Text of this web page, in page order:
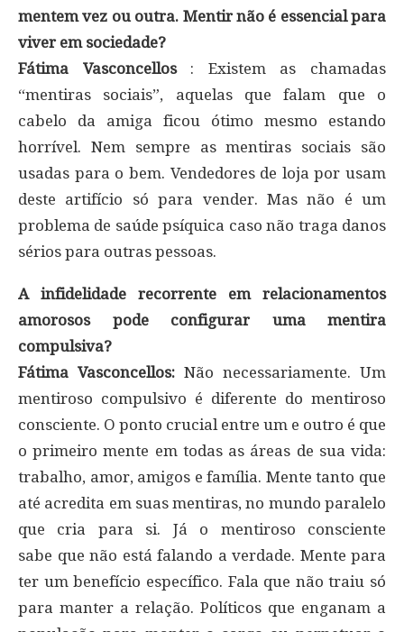
mentem vez ou outra. Mentir não é essencial para
viver em sociedade?
Fátima Vasconcellos: Existem as chamadas
“mentiras sociais”, aquelas que falam que o
cabelo da amiga ficou ótimo mesmo estando
horrível. Nem sempre as mentiras sociais são
usadas para o bem. Vendedores de loja por usam
deste artifício só para vender. Mas não é um
problema de saúde psíquica caso não traga danos
sérios para outras pessoas.
A infidelidade recorrente em relacionamentos
amorosos pode configurar uma mentira
compulsiva?
Fátima Vasconcellos: Não necessariamente. Um
mentiroso compulsivo é diferente do mentiroso
consciente. O ponto crucial entre um e outro é que
o primeiro mente em todas as áreas de sua vida:
trabalho, amor, amigos e família. Mente tanto que
até acredita em suas mentiras, no mundo paralelo
que cria para si. Já o mentiroso consciente
sabe que não está falando a verdade. Mente para
ter um benefício específico. Fala que não traiu só
para manter a relação. Políticos que enganam a